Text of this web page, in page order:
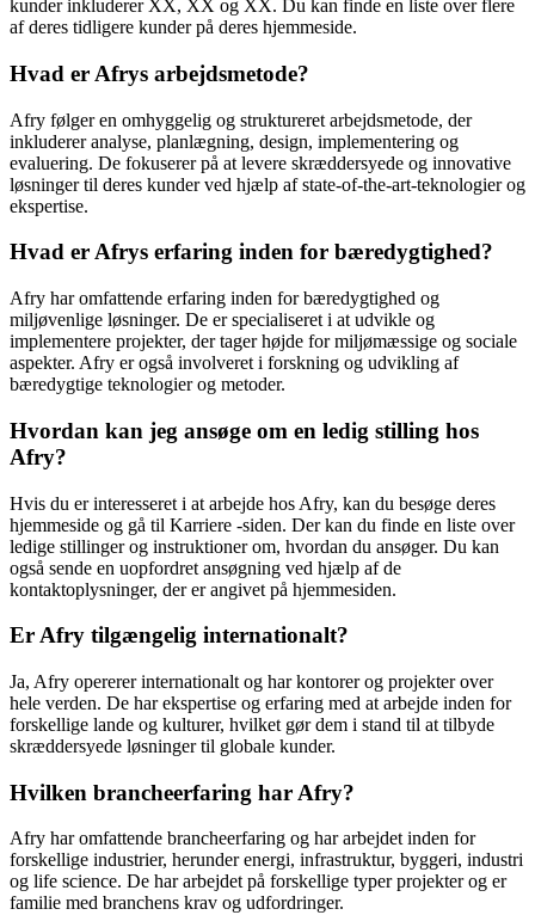
kunder inkluderer XX, XX og XX. Du kan finde en liste over flere
af deres tidligere kunder på deres hjemmeside.
Hvad er Afrys arbejdsmetode?
Afry følger en omhyggelig og struktureret arbejdsmetode, der
inkluderer analyse, planlægning, design, implementering og
evaluering. De fokuserer på at levere skræddersyede og innovative
løsninger til deres kunder ved hjælp af state-of-the-art-teknologier og
ekspertise.
Hvad er Afrys erfaring inden for bæredygtighed?
Afry har omfattende erfaring inden for bæredygtighed og
miljøvenlige løsninger. De er specialiseret i at udvikle og
implementere projekter, der tager højde for miljømæssige og sociale
aspekter. Afry er også involveret i forskning og udvikling af
bæredygtige teknologier og metoder.
Hvordan kan jeg ansøge om en ledig stilling hos
Afry?
Hvis du er interesseret i at arbejde hos Afry, kan du besøge deres
hjemmeside og gå til Karriere -siden. Der kan du finde en liste over
ledige stillinger og instruktioner om, hvordan du ansøger. Du kan
også sende en uopfordret ansøgning ved hjælp af de
kontaktoplysninger, der er angivet på hjemmesiden.
Er Afry tilgængelig internationalt?
Ja, Afry opererer internationalt og har kontorer og projekter over
hele verden. De har ekspertise og erfaring med at arbejde inden for
forskellige lande og kulturer, hvilket gør dem i stand til at tilbyde
skræddersyede løsninger til globale kunder.
Hvilken brancheerfaring har Afry?
Afry har omfattende brancheerfaring og har arbejdet inden for
forskellige industrier, herunder energi, infrastruktur, byggeri, industri
og life science. De har arbejdet på forskellige typer projekter og er
familie med branchens krav og udfordringer.